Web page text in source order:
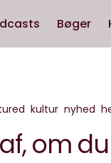
Bøger
kultur nyhed
om